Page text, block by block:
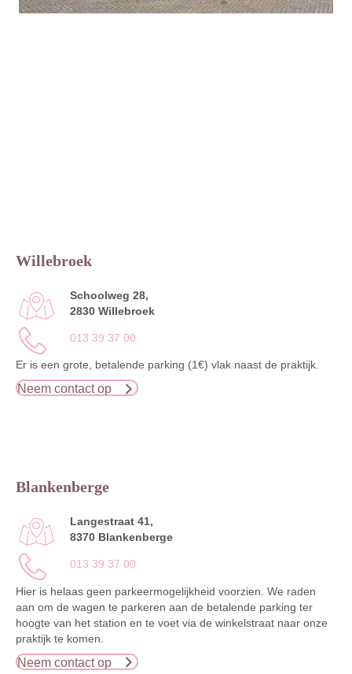
Willebroek
Schoolweg 28,
2830 Willebroek
013 39 37 00
Er is een grote, betalende parking (1€) vlak naast de praktijk.
Neem contact op
Blankenberge
Langestraat 41,
8370 Blankenberge
013 39 37 00
Hier is helaas geen parkeermogelijkheid voorzien. We raden
aan om de wagen te parkeren aan de betalende parking ter
hoogte van het station en te voet via de winkelstraat naar onze
praktijk te komen.
Neem contact op